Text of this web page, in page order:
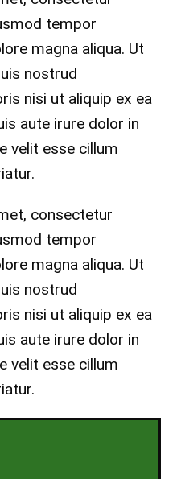
tempor
magna aliqua. Ut
nostrud
nisi ut aliquip ex ea
aute irure dolor in
velit esse cillum
consectetur
tempor
magna aliqua. Ut
nostrud
nisi ut aliquip ex ea
aute irure dolor in
velit esse cillum